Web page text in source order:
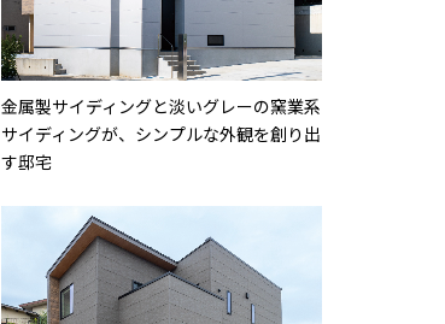
金属製サイディングと淡いグレーの窯業系
サイディングが、シンプルな外観を創り出
す邸宅